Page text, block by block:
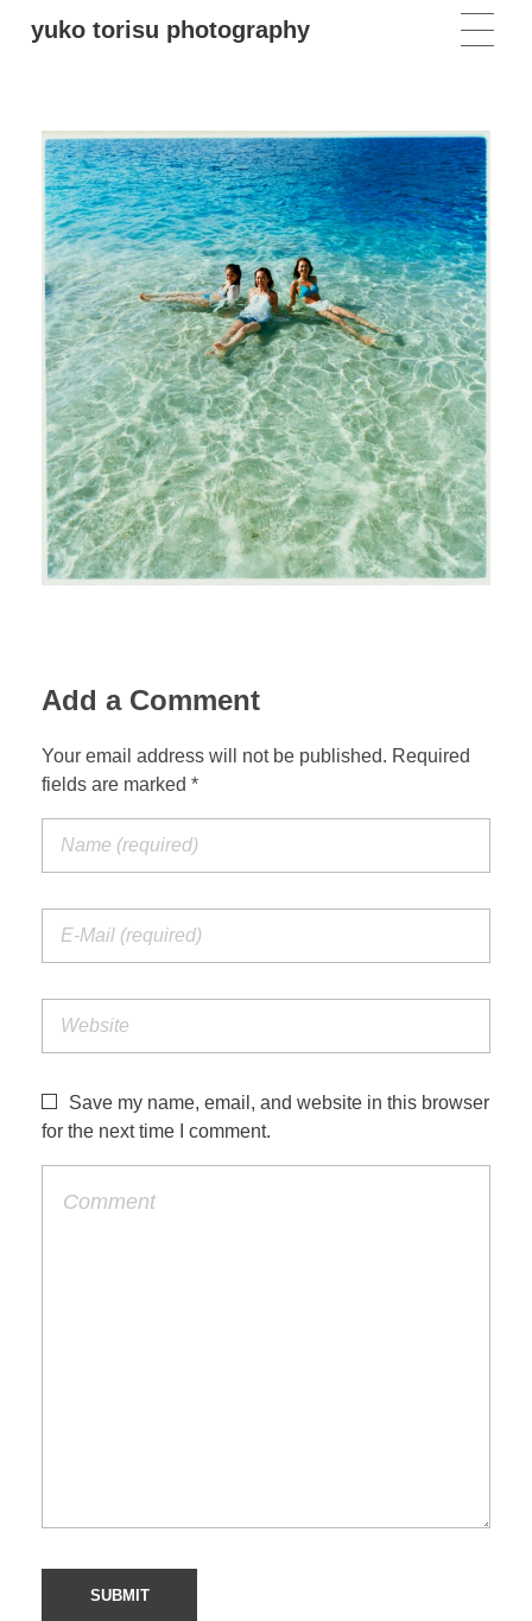
yuko torisu photography
Add a Comment
Your email address will not be published. Required
fields are marked *
Save my name, email, and website in this browser
for the next time I comment.